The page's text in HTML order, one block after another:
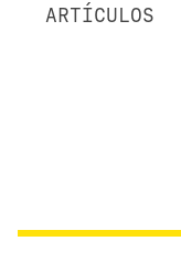
ARTÍCULOS